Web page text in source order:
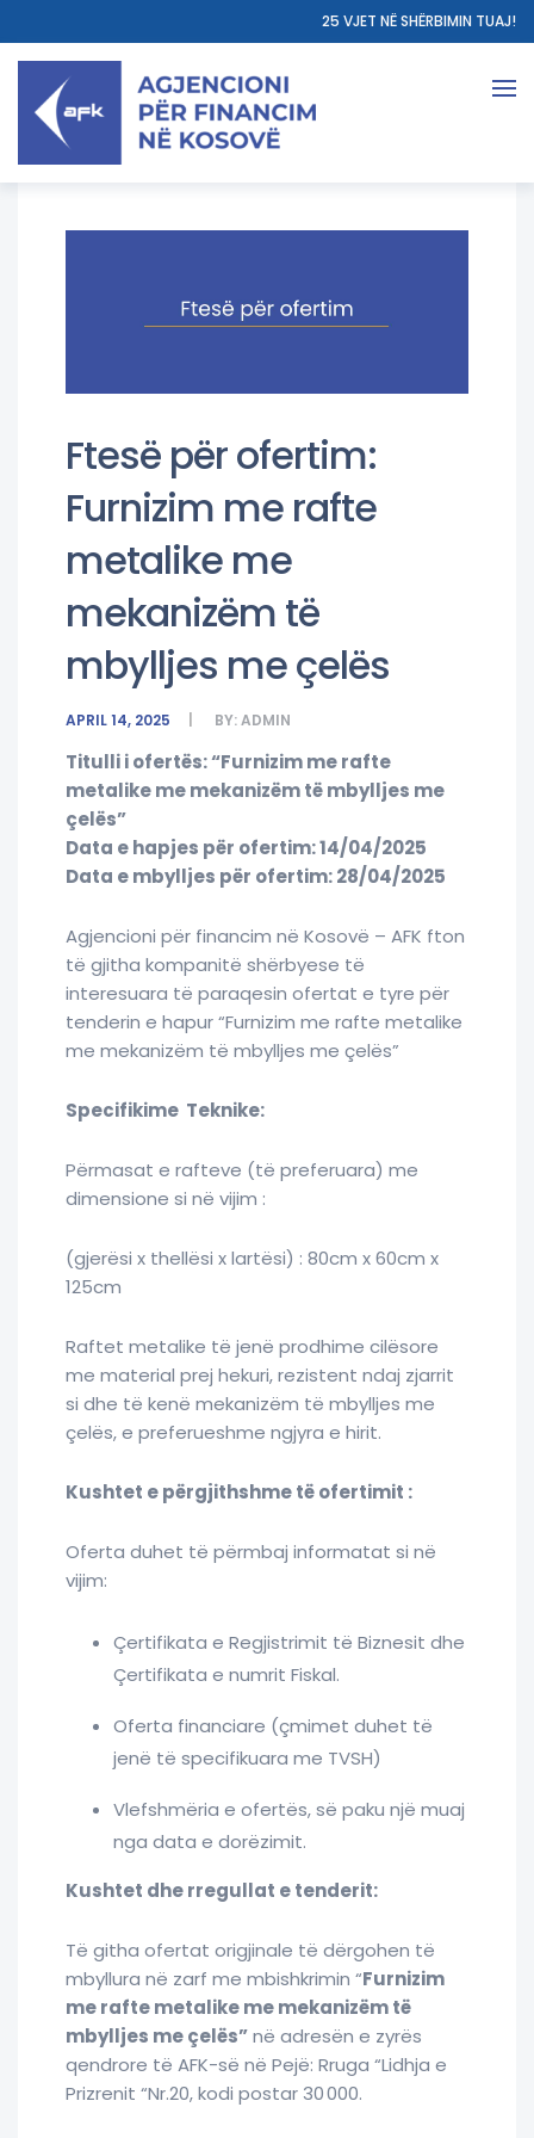
25 VJET NË SHËRBIMIN TUAJ!
Ftesë për ofertim:
Furnizim me rafte
metalike me
mekanizëm të
mbylljes me çelës
APRIL 14, 2025 BY:ADMIN
Titulli i ofertës: “Furnizim me rafte
metalike me mekanizëm të mbylljes me
çelës”
Data e hapjes për ofertim: 14/04/2025
Data e mbylljes për ofertim: 28/04/2025
Agjencioni për financim në Kosovë – AFK fton
të gjitha kompanitë shërbyese të
interesuara të paraqesin ofertat e tyre për
tenderin e hapur “Furnizim me rafte metalike
me mekanizëm të mbylljes me çelës”
Specifikime Teknike:
Përmasat e rafteve (të preferuara) me
dimensione si në vijim :
(gjerësi x thellësi x lartësi) : 80cm x 60cm x
125cm
Raftet metalike të jenë prodhime cilësore
me material prej hekuri, rezistent ndaj zjarrit
si dhe të kenë mekanizëm të mbylljes me
çelës, e preferueshme ngjyra e hirit.
Kushtet e përgjithshme të ofertimit :
Oferta duhet të përmbaj informatat si në
vijim:
Çertifikata e Regjistrimit të Biznesit dhe
Çertifikata e numrit Fiskal.
Oferta financiare (çmimet duhet të
jenë të specifikuara me TVSH)
Vlefshmëria e ofertës, së paku një muaj
nga data e dorëzimit.
Kushtet dhe rregullat e tenderit:
Të githa ofertat origjinale të dërgohen të
mbyllura në zarf me mbishkrimin “Furnizim
me rafte metalike me mekanizëm të
mbylljes me çelës”në adresën e zyrës
qendrore të AFK-së në Pejë: Rruga “Lidhja e
Prizrenit “Nr.20, kodi postar 30 000.